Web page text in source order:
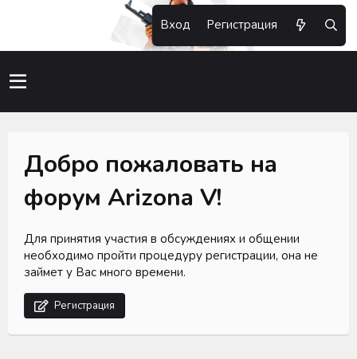
Вход Регистрация
Добро пожаловать на
форум Arizona V!
Для принятия участия в обсуждениях и общении
необходимо пройти процедуру регистрации, она не
займет у Вас много времени.
Регистрация